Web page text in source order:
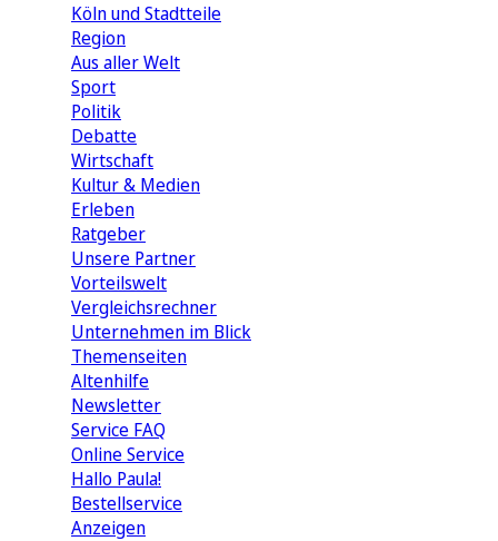
Köln und Stadtteile
Region
Aus aller Welt
Sport
Politik
Debatte
Wirtschaft
Kultur & Medien
Erleben
Ratgeber
Unsere Partner
Vorteilswelt
Vergleichsrechner
Unternehmen im Blick
Themenseiten
Altenhilfe
Newsletter
Service FAQ
Online Service
Hallo Paula!
Bestellservice
Anzeigen